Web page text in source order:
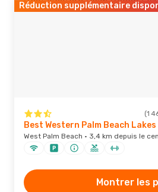
Réduction supplémentaire
(1
Best Western Palm Beach Lakes
West Palm Beach · 3,4 km depuis le
Montrer les